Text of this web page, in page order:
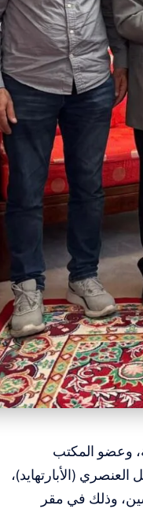
وعضو المكتب
(الأبارتهايد)،
وذلك في مقر